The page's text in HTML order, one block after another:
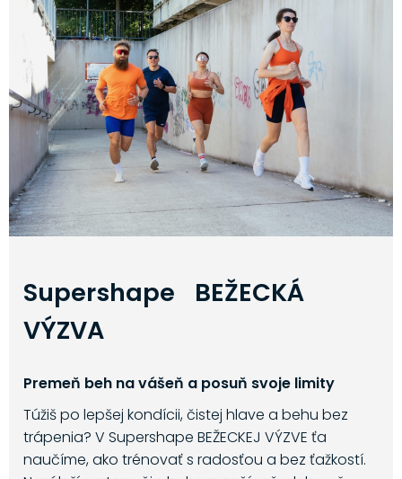
Supershape BEŽECKÁ
VÝZVA
Premeň beh na vášeň a posuň svoje limity
Túžiš po lepšej kondícii, čistej hlave a behu bez
trápenia? V Supershape BEŽECKEJ VÝZVE ťa
naučíme, ako trénovať s radosťou a bez ťažkostí.